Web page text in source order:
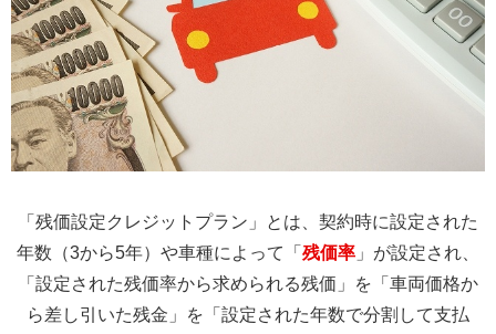
「残価設定クレジットプラン」とは、契約時に設定された
年数（3から5年）や車種によって「 残価率 」が設定され、
「設定された残価率から求められる残価」を「車両価格か
ら差し引いた残金」を「設定された年数で分割して支払